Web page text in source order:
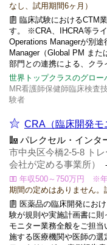
なし、試用期間6ヶ月）
臨床試験におけるCTM
す。 ※CRA、IHCRA等ラ
Operations Managerが別
Manager（Global PM ま
部門との連携による、クラ
世界トップクラスのグロー
MR看護師保健師臨床検査
験者
CRA（臨床開発
パレクセル・インタ
市中央区今橋2-5-8 ト
会社が定める事業所）
年収500～750万円 ※年
期間の定めはありません。
医薬品の臨床開発にお
験が規則や実施計画書に
モニター業務全般をご担
施する医療機関や医師の